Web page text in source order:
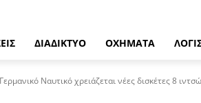
ΔΙΑΔΊΚΤΥΟ ΟΧΉΜΑΤΑ
Ναυτικό χρειάζεται νέες δισκέτες 8